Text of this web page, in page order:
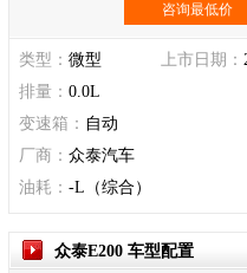
咨询最低价
类型： 微型 上市日期：
排量： 0.0L
变速箱： 自动
厂商： 众泰汽车
油耗： -L（综合）
众泰E200 车型配置